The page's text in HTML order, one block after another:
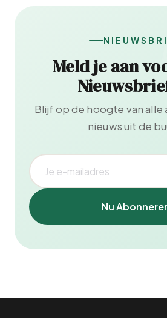
Meld je aan
Blijf op de hoogte van
nieuws uit de
Nu